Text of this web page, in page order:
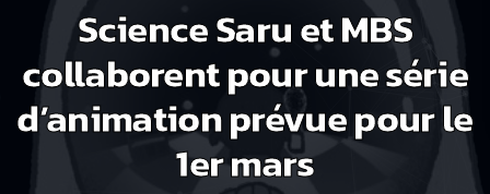
Science Saru et MBS
collaborent pour une série
d’animation prévue pour le
1er mars